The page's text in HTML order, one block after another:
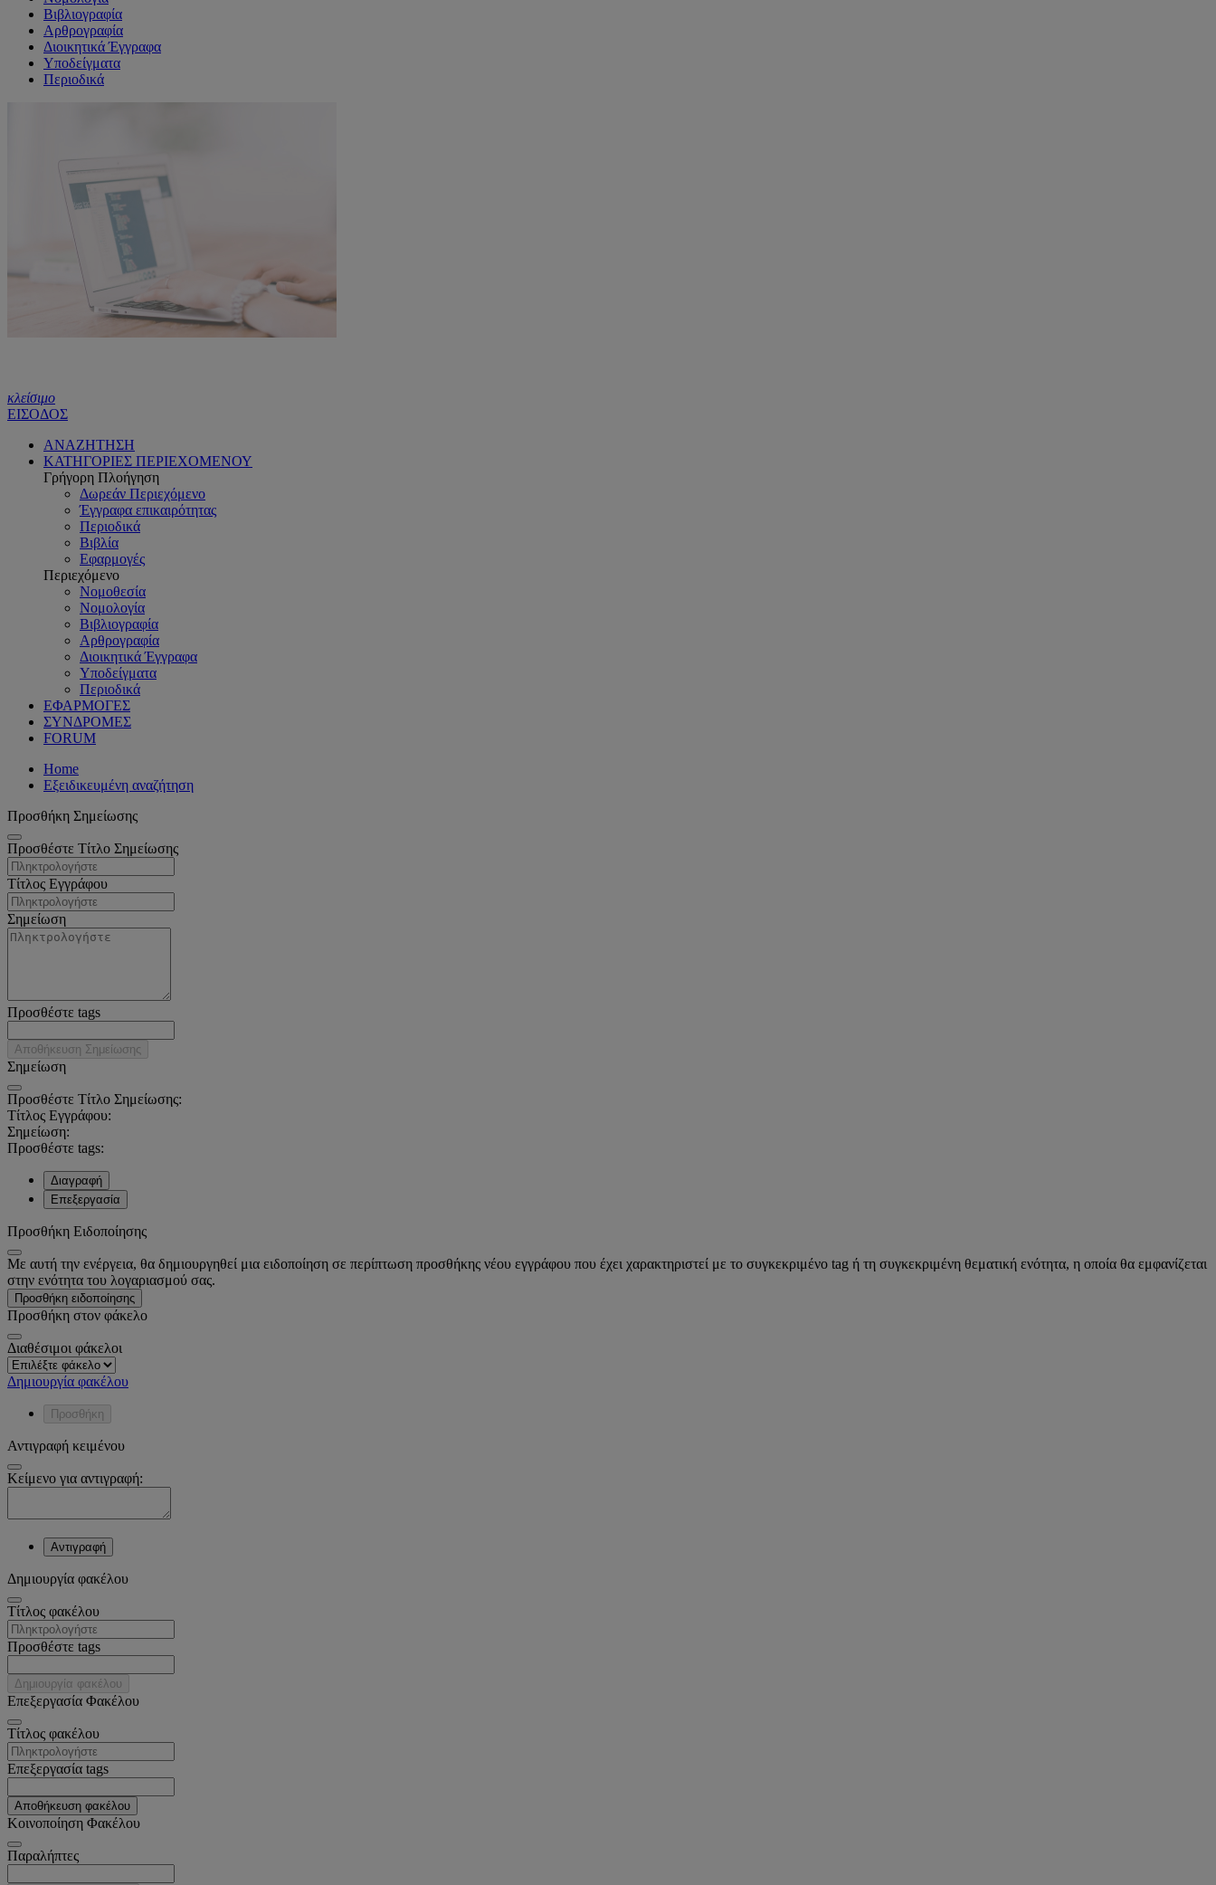
Βιβλιογραφία
Αρθρογραφία
Διοικητικά Έγγραφα
Υποδείγματα
Περιοδικά
κλείσιμο
ΕΙΣΟΔΟΣ
ΑΝΑΖΗΤΗΣΗ
ΚΑΤΗΓΟΡΙΕΣ ΠΕΡΙΕΧΟΜΕΝΟΥ
Γρήγορη Πλοήγηση
Δωρεάν Περιεχόμενο
Έγγραφα επικαιρότητας
Περιοδικά
Βιβλία
Εφαρμογές
Περιεχόμενο
Νομοθεσία
Νομολογία
Βιβλιογραφία
Αρθρογραφία
Διοικητικά Έγγραφα
Υποδείγματα
Περιοδικά
ΕΦΑΡΜΟΓΕΣ
ΣΥΝΔΡΟΜΕΣ
FORUM
Home
Εξειδικευμένη αναζήτηση
Προσθήκη Σημείωσης
Προσθέστε Τίτλο Σημείωσης
Τίτλος Εγγράφου
Σημείωση
Προσθέστε tags
Αποθήκευση Σημείωσης
Σημείωση
Προσθέστε Τίτλο Σημείωσης:
Τίτλος Εγγράφου:
Σημείωση:
Προσθέστε tags:
Διαγραφή
Επεξεργασία
Προσθήκη Ειδοποίησης
Με αυτή την ενέργεια, θα δημιουργηθεί μια ειδοποίηση σε περίπτωση προσθήκης νέου εγγράφου που έχει χαρακτηριστεί με το συγκεκριμένο tag ή τη συγκεκριμένη θεματική ενότητα, η οποία θα εμφανίζεται
στην ενότητα του λογαριασμού σας.
Προσθήκη ειδοποίησης
Προσθήκη στον φάκελο
Διαθέσιμοι φάκελοι
Δημιουργία φακέλου
Προσθήκη
Αντιγραφή κειμένου
Κείμενο για αντιγραφή:
Αντιγραφή
Δημιουργία φακέλου
Tίτλος φακέλου
Προσθέστε tags
Δημιουργία φακέλου
Επεξεργασία Φακέλου
Tίτλος φακέλου
Επεξεργασία tags
Αποθήκευση φακέλου
Κοινοποίηση Φακέλου
Παραλήπτες